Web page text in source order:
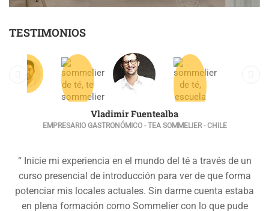
TESTIMONIOS
Vladimir Fuentealba
EMPRESARIO GASTRONÓMICO - TEA SOMMELIER - CHILE
“ Inicie mi experiencia en el mundo del té a través de un
curso presencial de introducción para ver de que forma
potenciar mis locales actuales. Sin darme cuenta estaba
en plena formación como Sommelier con lo que pude